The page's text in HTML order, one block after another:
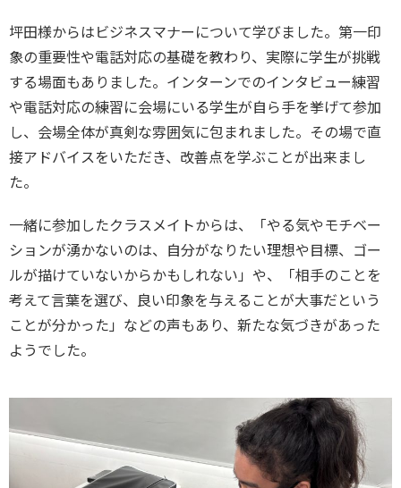
坪田様からはビジネスマナーについて学びました。第一印
象の重要性や電話対応の基礎を教わり、実際に学生が挑戦
する場面もありました。インターンでのインタビュー練習
や電話対応の練習に会場にいる学生が自ら手を挙げて参加
し、会場全体が真剣な雰囲気に包まれました。その場で直
接アドバイスをいただき、改善点を学ぶことが出来まし
た。
一緒に参加したクラスメイトからは、「やる気やモチベー
ションが湧かないのは、自分がなりたい理想や目標、ゴー
ルが描けていないからかもしれない」や、「相手のことを
考えて言葉を選び、良い印象を与えることが大事だという
ことが分かった」などの声もあり、新たな気づきがあった
ようでした。